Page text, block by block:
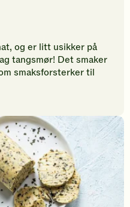
og er litt usikker på
tangsmør! Det smaker
smaksforsterker til